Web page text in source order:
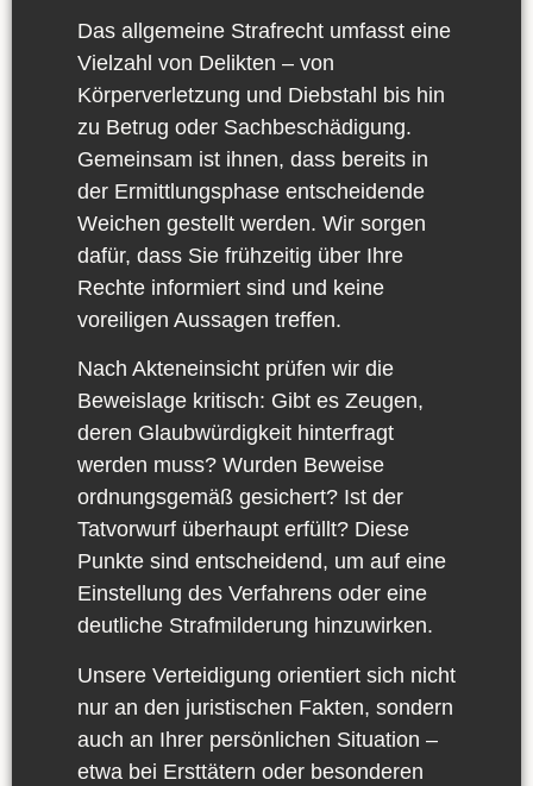
Das allgemeine Strafrecht umfasst eine
Vielzahl von Delikten – von
Körperverletzung und Diebstahl bis hin
zu Betrug oder Sachbeschädigung.
Gemeinsam ist ihnen, dass bereits in
der Ermittlungsphase entscheidende
Weichen gestellt werden. Wir sorgen
dafür, dass Sie frühzeitig über Ihre
Rechte informiert sind und keine
voreiligen Aussagen treffen.
Nach Akteneinsicht prüfen wir die
Beweislage kritisch: Gibt es Zeugen,
deren Glaubwürdigkeit hinterfragt
werden muss? Wurden Beweise
ordnungsgemäß gesichert? Ist der
Tatvorwurf überhaupt erfüllt? Diese
Punkte sind entscheidend, um auf eine
Einstellung des Verfahrens oder eine
deutliche Strafmilderung hinzuwirken.
Unsere Verteidigung orientiert sich nicht
nur an den juristischen Fakten, sondern
auch an Ihrer persönlichen Situation –
etwa bei Ersttätern oder besonderen